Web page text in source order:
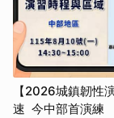
【2026城鎮韌性
速 今中部首演練